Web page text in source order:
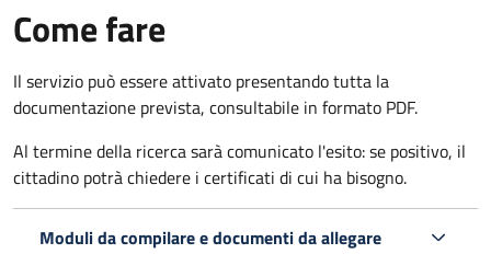
Come fare
Il servizio può essere attivato presentando tutta la
documentazione prevista, consultabile in formato PDF.
Al termine della ricerca sarà comunicato l'esito: se positivo, il
cittadino potrà chiedere i certificati di cui ha bisogno.
Moduli da compilare e documenti da allegare